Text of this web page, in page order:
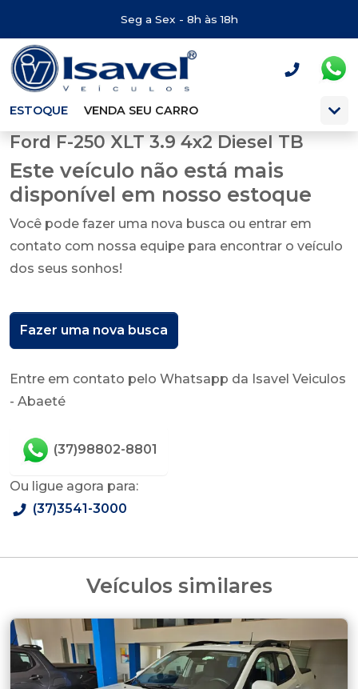
Seg a Sex - 8h às 18h
ESTOQUE VENDA SEU CARRO
Ford F-250 XLT 3.9 4x2 Diesel TB
Este veículo não está mais
disponível em nosso estoque
Você pode fazer uma nova busca ou entrar em
contato com nossa equipe para encontrar o veículo
dos seus sonhos!
Fazer uma nova busca
Entre em contato pelo Whatsapp da Isavel Veiculos
- Abaeté
(37)98802-8801
Ou ligue agora para:
(37)3541-3000
Veículos similares